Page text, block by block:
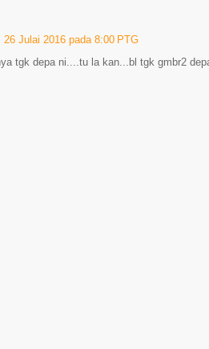
26 Julai 2016 pada 8:00 PTG
tgk depa ni....tu la kan...bl tgk gmbr2